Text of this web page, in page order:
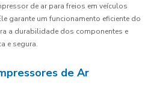
de ar para freios em veículos
garante um funcionamento eficiente do
a durabilidade dos componentes e
e segura.
de Ar